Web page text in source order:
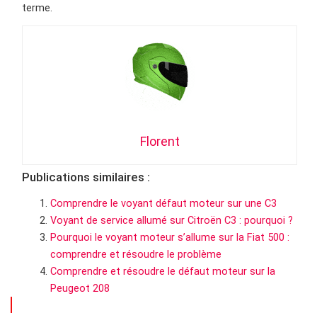
terme.
Florent
Publications similaires :
Comprendre le voyant défaut moteur sur une C3
Voyant de service allumé sur Citroën C3 : pourquoi ?
Pourquoi le voyant moteur s’allume sur la Fiat 500 :
comprendre et résoudre le problème
Comprendre et résoudre le défaut moteur sur la
Peugeot 208